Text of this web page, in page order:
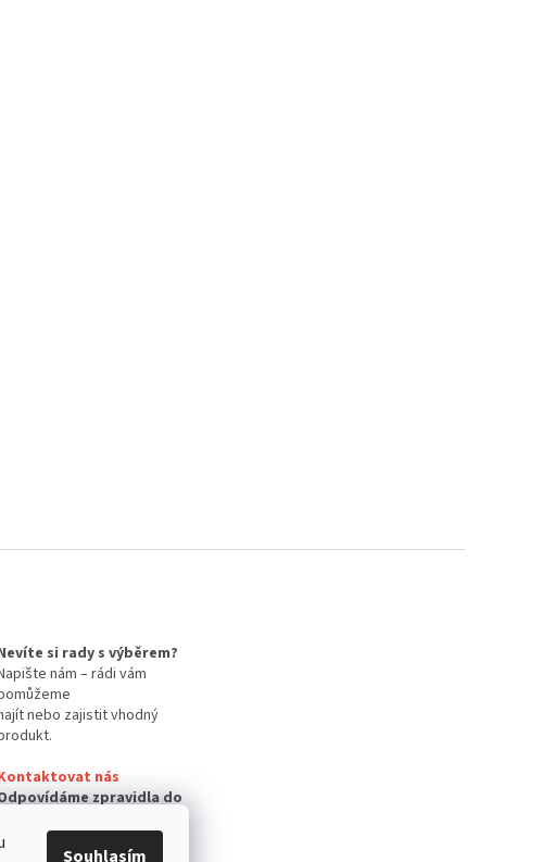
Souhlasím
si rady s výběrem?
nám – rádi vám
nebo zajistit vhodný
nás
zpravidla do